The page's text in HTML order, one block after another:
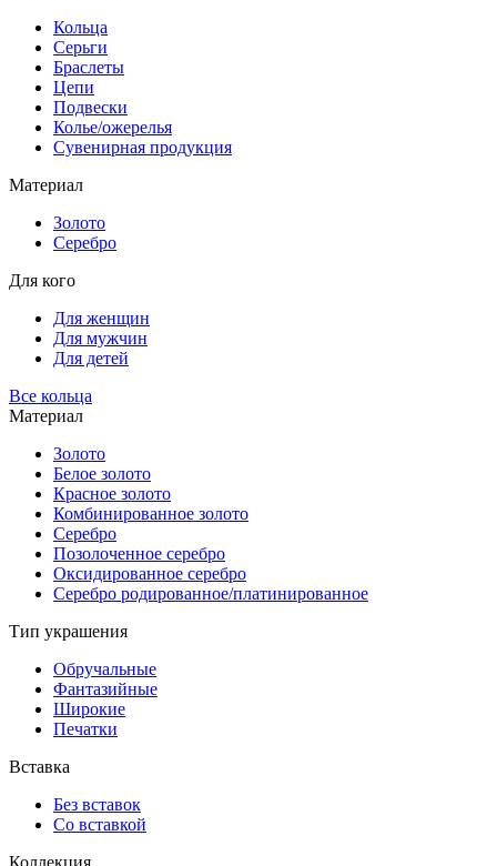
Кольца
Серьги
Браслеты
Цепи
Подвески
Колье/ожерелья
Сувенирная продукция
Материал
Золото
Серебро
Для кого
Для женщин
Для мужчин
Для детей
Все кольца
Материал
Золото
Белое золото
Красное золото
Комбинированное золото
Серебро
Позолоченное серебро
Оксидированное серебро
Серебро родированное/платинированное
Тип украшения
Обручальные
Фантазийные
Широкие
Печатки
Вставка
Без вставок
Со вставкой
Коллекция